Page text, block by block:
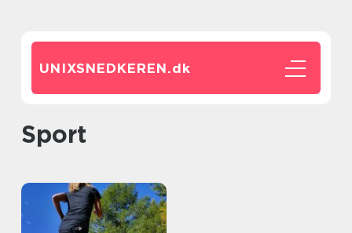
UNIXSNEDKEREN.dk
sport